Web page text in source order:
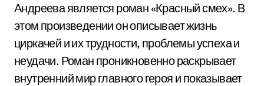
Андреева является роман «Красный смех». В
этом произведении он описывает жизнь
циркачей и их трудности, проблемы успеха и
неудачи. Роман проникновенно раскрывает
внутренний мир главного героя и показывает